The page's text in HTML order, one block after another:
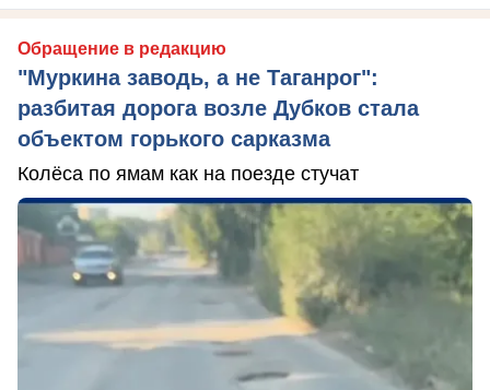
Обращение в редакцию
"Муркина заводь, а не Таганрог":
разбитая дорога возле Дубков стала
объектом горького сарказма
Колёса по ямам как на поезде стучат